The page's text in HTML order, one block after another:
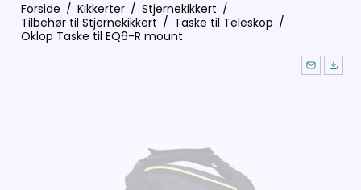
Forside / Kikkerter / Stjernekikkert /
Tilbehør til Stjernekikkert / Taske til Teleskop /
Oklop Taske til EQ6-R mount